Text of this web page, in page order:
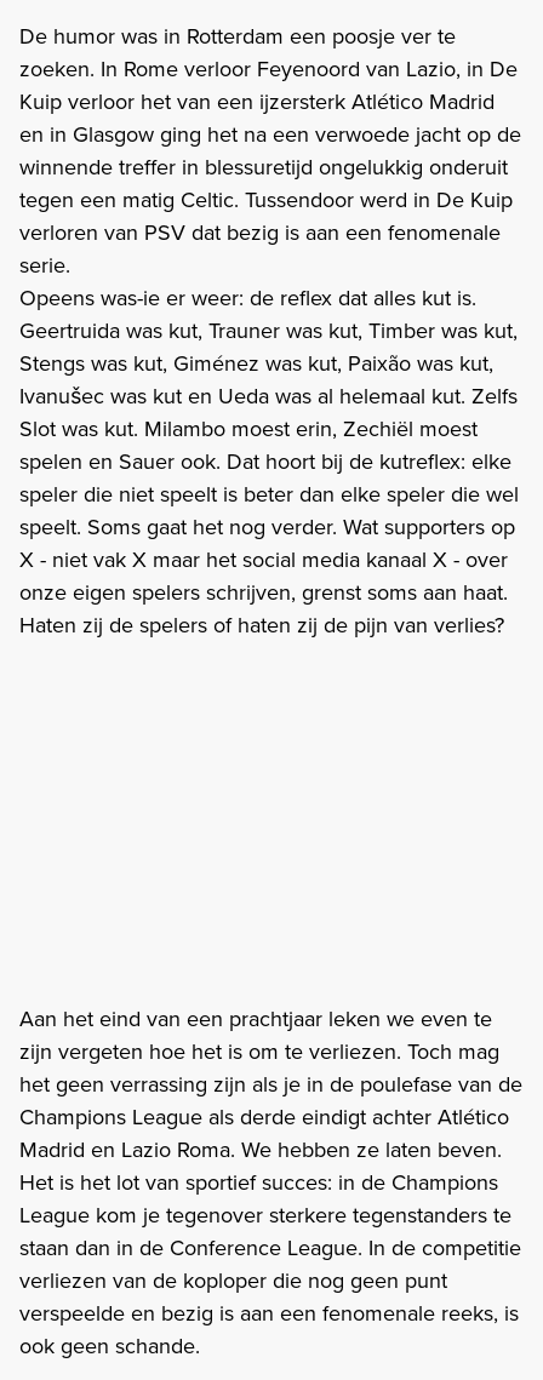
De humor was in Rotterdam een poosje ver te
zoeken. In Rome verloor Feyenoord van Lazio, in De
Kuip verloor het van een ijzersterk Atlético Madrid
en in Glasgow ging het na een verwoede jacht op de
winnende treffer in blessuretijd ongelukkig onderuit
tegen een matig Celtic. Tussendoor werd in De Kuip
verloren van PSV dat bezig is aan een fenomenale
serie.
Opeens was-ie er weer: de reflex dat alles kut is.
Geertruida was kut, Trauner was kut, Timber was kut,
Stengs was kut, Giménez was kut, Paixão was kut,
Ivanušec was kut en Ueda was al helemaal kut. Zelfs
Slot was kut. Milambo moest erin, Zechiël moest
spelen en Sauer ook. Dat hoort bij de kutreflex: elke
speler die niet speelt is beter dan elke speler die wel
speelt. Soms gaat het nog verder. Wat supporters op
X - niet vak X maar het social media kanaal X - over
onze eigen spelers schrijven, grenst soms aan haat.
Haten zij de spelers of haten zij de pijn van verlies?
Aan het eind van een prachtjaar leken we even te
zijn vergeten hoe het is om te verliezen. Toch mag
het geen verrassing zijn als je in de poulefase van de
Champions League als derde eindigt achter Atlético
Madrid en Lazio Roma. We hebben ze laten beven.
Het is het lot van sportief succes: in de Champions
League kom je tegenover sterkere tegenstanders te
staan dan in de Conference League. In de competitie
verliezen van de koploper die nog geen punt
verspeelde en bezig is aan een fenomenale reeks, is
ook geen schande.